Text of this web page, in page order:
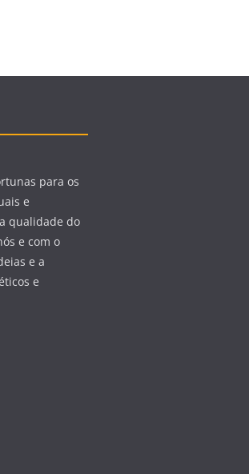
para os
e
qualidade do
e com o
e a
e